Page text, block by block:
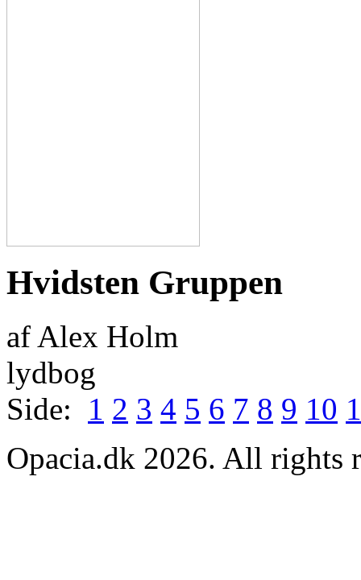
Hvidsten Gruppen
af Alex Holm
lydbog
Side: 1 2 3 4 5 6 7 8 9 10
Opacia.dk 2026. All rights